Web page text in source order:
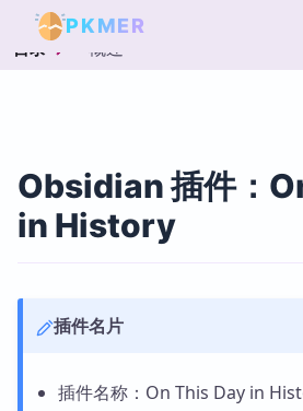
PKMER
目录 概述
Obsidian 插件：
in History
插件名片
插件名称：On This Day in